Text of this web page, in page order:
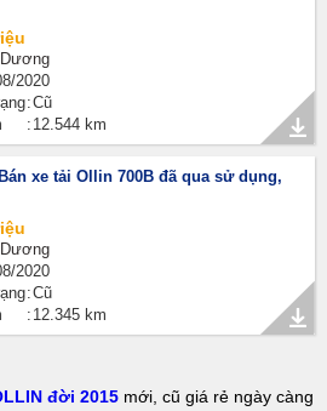
2020
Cũ
12.544 km
xe tải Ollin 700B đã qua sử dụng,
2020
Cũ
12.345 km
đời 2015 mới, cũ giá rẻ ngày càng